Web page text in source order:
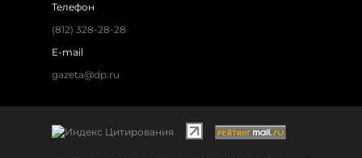
Телефон
(812) 328-28-28
E-mail
gazeta@dp.ru